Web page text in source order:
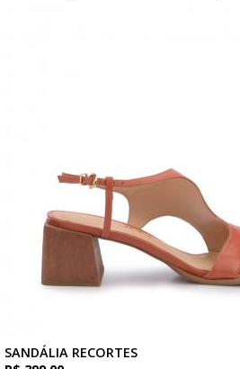
SANDÁLIA RECORTES